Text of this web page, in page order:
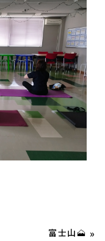
富士山🗻 »